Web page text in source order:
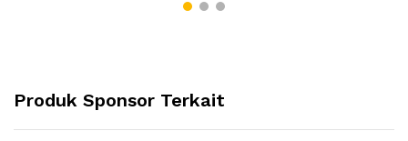
Produk Sponsor Terkait